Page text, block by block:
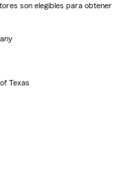
son elegibles para obtener
Texas